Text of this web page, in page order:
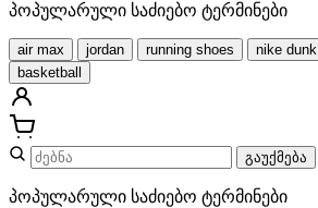
პოპულარული საძიებო ტერმინები
air max jordan running shoes nike dunk
basketball
გაუქმება
პოპულარული საძიებო ტერმინები